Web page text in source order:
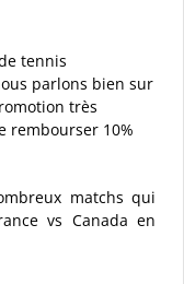
tennis
parlons bien sur
très
rembourser 10%
matchs qui
vs Canada en